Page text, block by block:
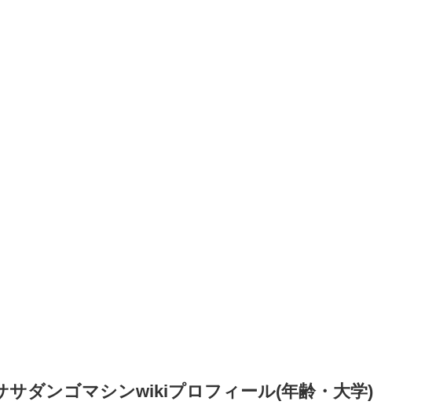
サダンゴマシンwikiプロフィール(年齢・大学)